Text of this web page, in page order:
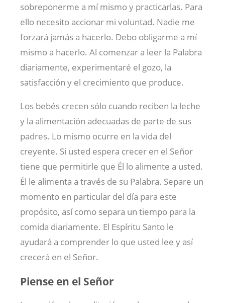
sobreponerme a mí mismo y practicarlas. Para
ello necesito accionar mi voluntad. Nadie me
forzará jamás a hacerlo. Debo obligarme a mí
mismo a hacerlo. Al comenzar a leer la Palabra
diariamente, experimentaré el gozo, la
satisfacción y el crecimiento que produce.
Los bebés crecen sólo cuando reciben la leche
y la alimentación adecuadas de parte de sus
padres. Lo mismo ocurre en la vida del
creyente. Si usted espera crecer en el Señor
tiene que permitirle que Él lo alimente a usted.
Él le alimenta a través de su Palabra. Separe un
momento en particular del día para este
propósito, así como separa un tiempo para la
comida diariamente. El Espíritu Santo le
ayudará a comprender lo que usted lee y así
crecerá en el Señor.
Piense en el Señor